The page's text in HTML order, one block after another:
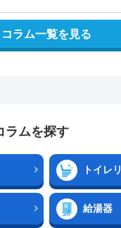
コラム一覧を見る
ラムを探す
トイレ
給湯器